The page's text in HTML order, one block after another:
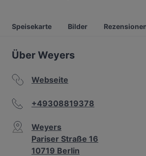
Speisekarte Bilder
Über Weyers
Webseite
+49308819378
Weyers
Pariser Straße 16
10719 Berlin